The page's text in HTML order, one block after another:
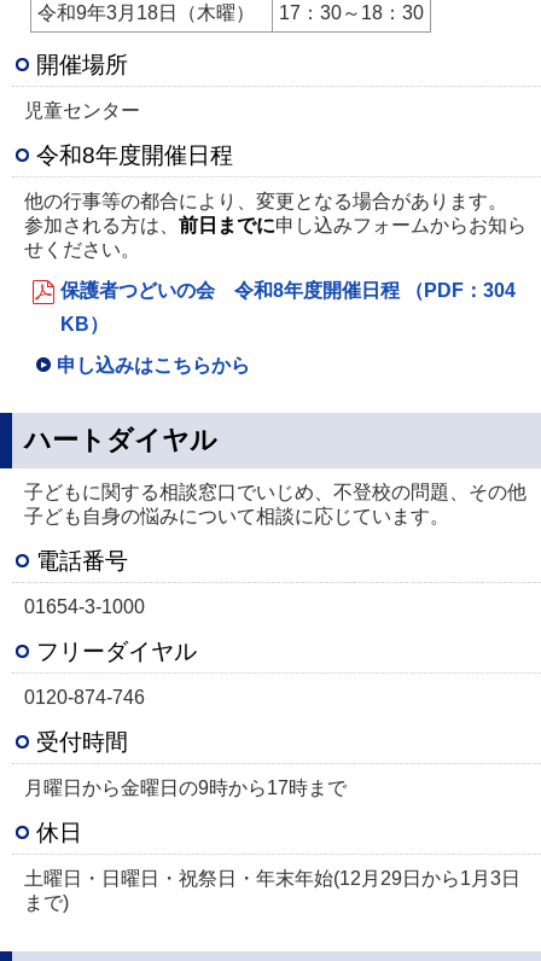
令和9年3月18日（木曜）
17：30～18：30
開催場所
児童センター
令和8年度開催日程
他の行事等の都合により、変更となる場合があります。
参加される方は、 前日までに申し込みフォームからお知ら
せください。
保護者つどいの会 令和8年度開催日程 （PDF：304
KB）
申し込みはこちらから
ハートダイヤル
子どもに関する相談窓口でいじめ、不登校の問題、その他
子ども自身の悩みについて相談に応じています。
電話番号
01654-3-1000
フリーダイヤル
0120-874-746
受付時間
月曜日から金曜日の9時から17時まで
休日
土曜日・日曜日・祝祭日・年末年始(12月29日から1月3日
まで)